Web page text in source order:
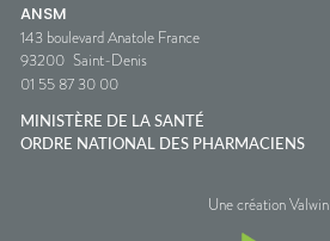
ANSM
143 boulevard Anatole France
93200 Saint-Denis
01 55 87 30 00
MINISTÈRE DE LA SANTÉ
ORDRE NATIONAL DES PHARMACIENS
Une création Valwin